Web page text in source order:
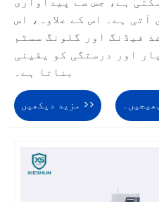
ہے۔ اس کے علاوہ، اس
فیڈنگ اور گلونگ سسٹم
اور درستگی کو یقینی
بناتا ہے۔
مزید دیکھیں >>